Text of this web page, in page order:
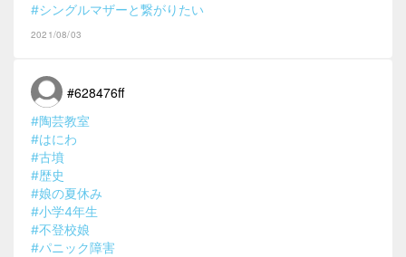
#シングルマザーと繋がりたい
2021/08/03
#628476ff
#陶芸教室
#はにわ
#古墳
#歴史
#娘の夏休み
#小学4年生
#不登校娘
#パニック障害